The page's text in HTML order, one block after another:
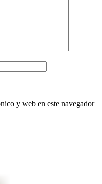
y web en este navegador